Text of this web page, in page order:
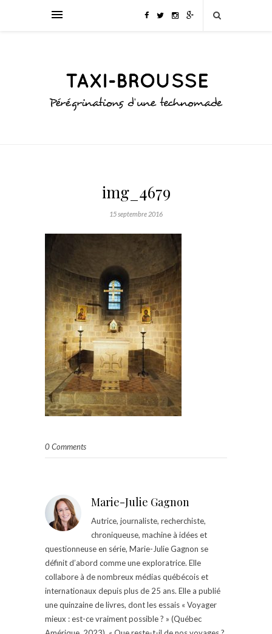
img_4679
15 septembre 2016
0 Comments
Marie-Julie Gagnon
Autrice, journaliste, recherchiste,
chroniqueuse, machine à idées et
questionneuse en série, Marie-Julie Gagnon se
définit d’abord comme une exploratrice. Elle
collabore à de nombreux médias québécois et
internationaux depuis plus de 25 ans. Elle a publié
une quinzaine de livres, dont les essais « Voyager
mieux : est-ce vraiment possible ? » (Québec